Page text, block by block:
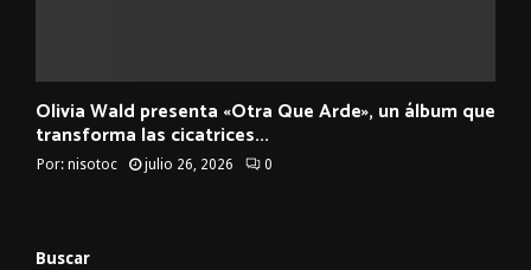
Olivia Wald presenta «Otra Que Arde», un álbum que
transforma las cicatrices...
Por: nisotoc julio 26, 2026 0
Buscar